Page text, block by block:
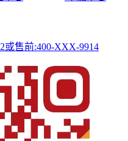
或售前:400-XXX-9914